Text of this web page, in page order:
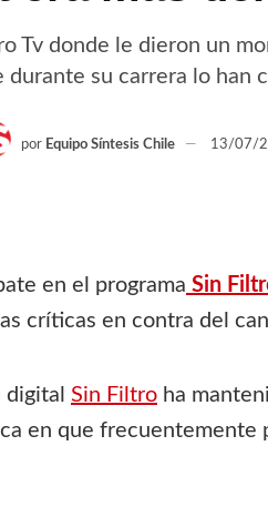
Tv donde le dieron un
durante su carrera lo han
por Equipo Síntesis Chile 13/07/
en el programa Sin
críticas en contra del
Sin Filtro ha
en que